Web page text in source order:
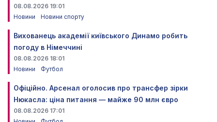
08.08.2026 19:01
Новини
Новини спорту
Вихованець академії київського Динамо робить
погоду в Німеччині
08.08.2026 18:01
Новини
Футбол
Офіційно. Арсенал оголосив про трансфер зірки
Нюкасла: ціна питання — майже 90 млн євро
08.08.2026 17:01